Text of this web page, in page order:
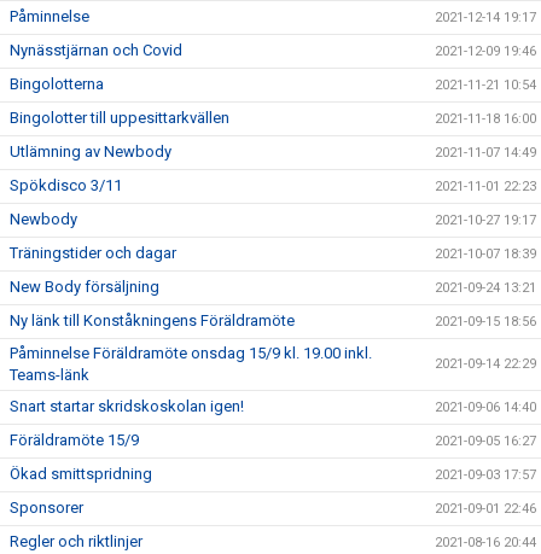
Påminnelse 2021-12-14 19:17
Nynässtjärnan och Covid 2021-12-09 19:46
Bingolotterna 2021-11-21 10:54
Bingolotter till uppesittarkvällen 2021-11-18 16:00
Utlämning av Newbody 2021-11-07 14:49
Spökdisco 3/11 2021-11-01 22:23
Newbody 2021-10-27 19:17
Träningstider och dagar 2021-10-07 18:39
New Body försäljning 2021-09-24 13:21
Ny länk till Konståkningens Föräldramöte 2021-09-15 18:56
Påminnelse Föräldramöte onsdag 15/9 kl. 19.00 inkl.
Teams-länk
2021-09-14 22:29
Snart startar skridskoskolan igen! 2021-09-06 14:40
Föräldramöte 15/9 2021-09-05 16:27
Ökad smittspridning 2021-09-03 17:57
Sponsorer 2021-09-01 22:46
Regler och riktlinjer 2021-08-16 20:44